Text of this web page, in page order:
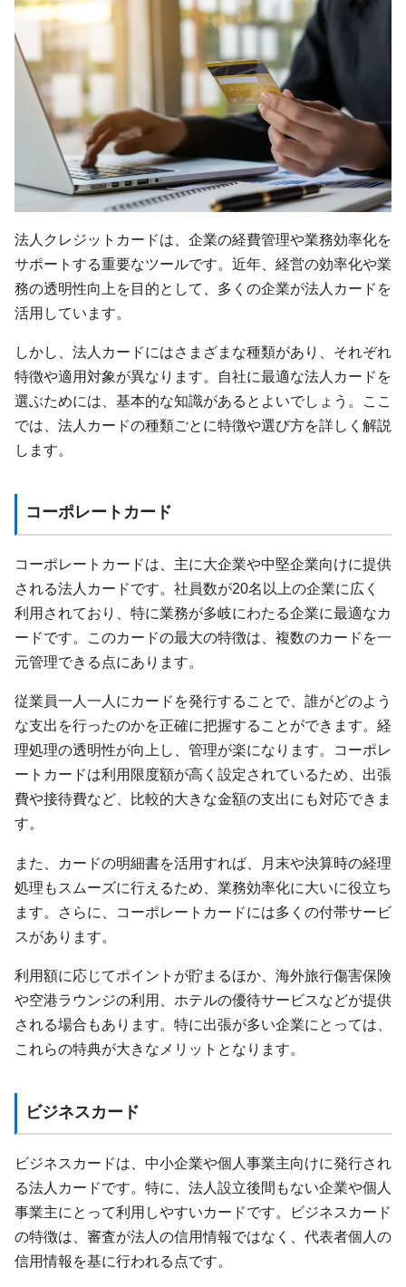
法人クレジットカードは、企業の経費管理や業務効率化を
サポートする重要なツールです。近年、経営の効率化や業
務の透明性向上を目的として、多くの企業が法人カードを
活用しています。
しかし、法人カードにはさまざまな種類があり、それぞれ
特徴や適用対象が異なります。自社に最適な法人カードを
選ぶためには、基本的な知識があるとよいでしょう。ここ
では、法人カードの種類ごとに特徴や選び方を詳しく解説
します。
コーポレートカード
コーポレートカードは、主に大企業や中堅企業向けに提供
される法人カードです。社員数が20名以上の企業に広く
利用されており、特に業務が多岐にわたる企業に最適なカ
ードです。このカードの最大の特徴は、複数のカードを一
元管理できる点にあります。
従業員一人一人にカードを発行することで、誰がどのよう
な支出を行ったのかを正確に把握することができます。経
理処理の透明性が向上し、管理が楽になります。コーポレ
ートカードは利用限度額が高く設定されているため、出張
費や接待費など、比較的大きな金額の支出にも対応できま
す。
また、カードの明細書を活用すれば、月末や決算時の経理
処理もスムーズに行えるため、業務効率化に大いに役立ち
ます。さらに、コーポレートカードには多くの付帯サービ
スがあります。
利用額に応じてポイントが貯まるほか、海外旅行傷害保険
や空港ラウンジの利用、ホテルの優待サービスなどが提供
される場合もあります。特に出張が多い企業にとっては、
これらの特典が大きなメリットとなります。
ビジネスカード
ビジネスカードは、中小企業や個人事業主向けに発行され
る法人カードです。特に、法人設立後間もない企業や個人
事業主にとって利用しやすいカードです。ビジネスカード
の特徴は、審査が法人の信用情報ではなく、代表者個人の
信用情報を基に行われる点です。